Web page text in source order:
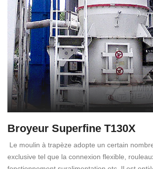
Broyeur Superfine T130X
Le moulin à trapèze adopte un certain
exclusive tel que la connexion flexible,